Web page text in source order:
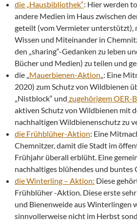
die „Hausbibliothek“: Hier werden
andere Medien im Haus zwischen
geteilt (vom Vermieter unterstützt),
Wissen und Miteinander in
den „sharing“-Gedanken zu leben
Bücher und Medien) zu teilen und
die „ Mauerbienen-Aktion „: Eine
2020) zum Schutz von Wildbienen
„Nistblock“ und zugehörigem OER-
aktiven Schutz von Wildbienen mit
nachhaltigen Wildbienenschutz zu
die Frühblüher-Aktion: Eine
Chemnitzer, damit die Stadt im
Frühjahr überall erblüht. Eine
nachhaltiges blühendes und buntes
die Winterling – Aktion: Diese
Frühblüher -Aktion. Diese erste
und Bienenweide aus Winterlingen
sinnvollerweise nicht im Herbst